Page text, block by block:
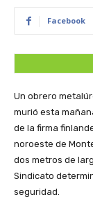
Facebook
Un obrero
murió esta
de la firma
noroeste de
dos metros de
Sindicato
seguridad.